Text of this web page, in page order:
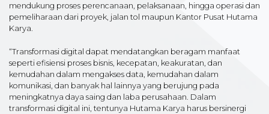
mendukung proses perencanaan, pelaksanaan, hingga operasi dan
pemeliharaan dari proyek, jalan tol maupun Kantor Pusat Hutama
Karya.
“Transformasi digital dapat mendatangkan beragam manfaat
seperti efisiensi proses bisnis, kecepatan, keakuratan, dan
kemudahan dalam mengakses data, kemudahan dalam
komunikasi, dan banyak hal lainnya yang berujung pada
meningkatnya daya saing dan laba perusahaan. Dalam
transformasi digital ini, tentunya Hutama Karya harus bersinergi